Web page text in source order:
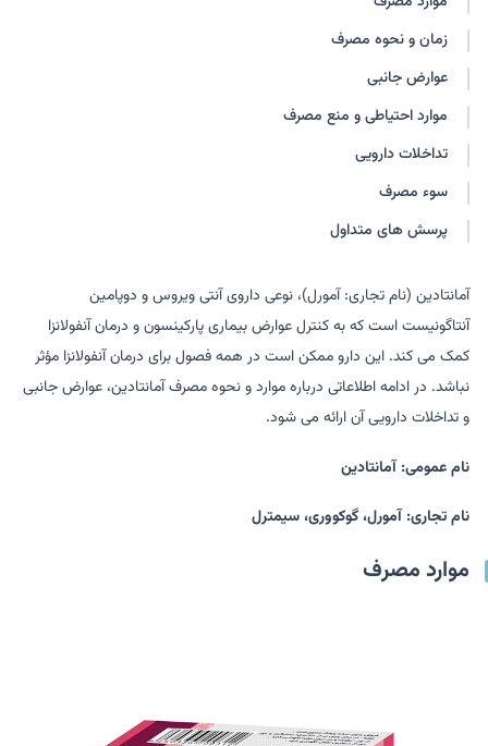
ویرالس
زمان و نحوه مصرف
عوارض جانبی
موارد احتیاطی و منع مصرف
تداخلات دارویی
سوء مصرف
پرسش های متداول
آمانتادین (نام تجاری: آمورل)، نوعی داروی آنتی ویروس و دوپامین
آنتاگونیست است که به کنترل عوارض بیماری پارکینسون و درمان آنفولانزا
کمک می کند. این دارو ممکن است در همه فصول برای درمان آنفولانزا مؤثر
نباشد. در ادامه اطلاعاتی درباره موارد و نحوه مصرف آمانتادین، عوارض جانبی
و تداخلات دارویی آن ارائه می شود.
نام عمومی: آمانتادین
نام تجاری: آمورل، گوکووری، سیمترل
موارد مصرف